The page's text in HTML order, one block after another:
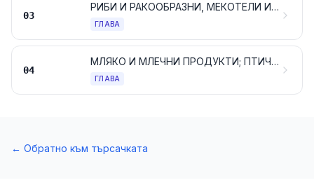
03
РИБИ И РАКООБРАЗНИ, МЕКОТЕЛИ И ДРУГИ ВОДНИ БЕЗГРЪБНАЧНИ
ГЛАВА
04
МЛЯКО И МЛЕЧНИ ПРОДУКТИ; ПТИЧИ ЯЙЦА; ЕСТЕСТВЕН МЕД; ПРОДУКТИ ОТ ЖИВОТИНСКИ ПРОИЗХОД, ГОДНИ ЗА КОНСУМАЦИЯ, НЕУПОМЕНАТИ, НИТО ВКЛЮЧЕНИ ДРУГАДЕ
ГЛАВА
← Обратно към търсачката